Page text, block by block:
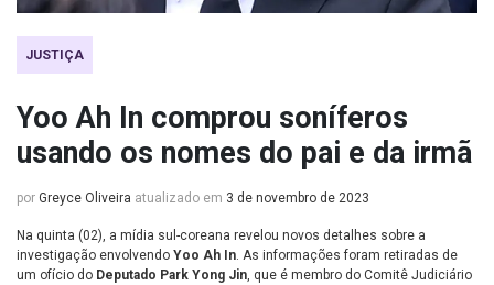
JUSTIÇA
Yoo Ah In comprou soníferos
usando os nomes do pai e da irmã
por Greyce Oliveira atualizado em 3 de novembro de 2023
Na quinta (02), a mídia sul-coreana revelou novos detalhes sobre a
investigação envolvendo Yoo Ah In. As informações foram retiradas de
um ofício do Deputado Park Yong Jin, que é membro do Comitê Judiciário